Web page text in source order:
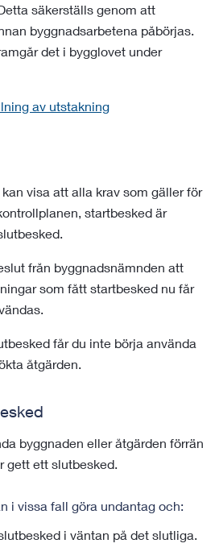
säkerställs genom att
byggnadsarbetena påbörjas.
det i bygglovet under
av utstakning
visa att alla krav som gäller för
startbesked är
från byggnadsnämnden att
som fått startbesked nu får
får du inte börja använda
åtgärden.
byggnaden eller åtgärden förrän
gett ett slutbesked.
i vissa fall göra undantag och:
i väntan på det slutliga.